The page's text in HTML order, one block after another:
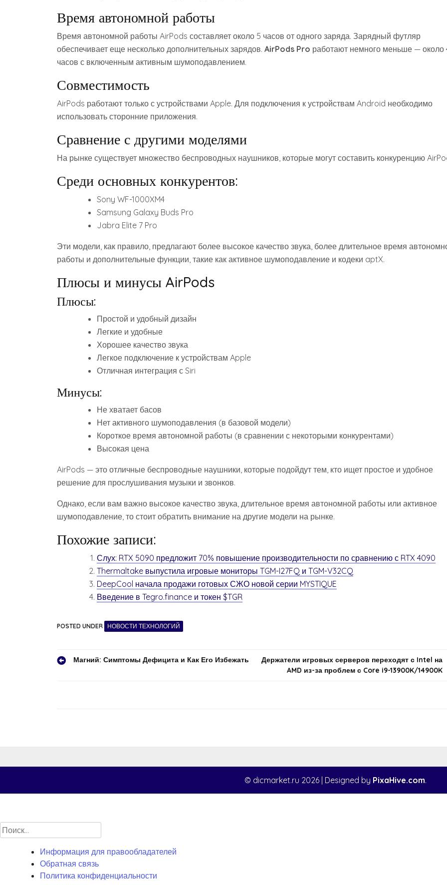
Время автономной работы
Время автономной работы AirPods составляет около 5 часов от одного заряда. Зарядный футляр
обеспечивает еще несколько дополнительных зарядов. AirPods Pro работают немного меньше — около
часов с включенным активным шумоподавлением.
Совместимость
AirPods работают только с устройствами Apple. Для подключения к устройствам Android необходимо
использовать сторонние приложения.
Сравнение с другими моделями
На рынке существует множество беспроводных наушников, которые могут составить конкуренцию
Среди основных конкурентов:
Sony WF-1000XM4
Samsung Galaxy Buds Pro
Jabra Elite 7 Pro
Эти модели, как правило, предлагают более высокое качество звука, более длительное время
работы и дополнительные функции, такие как активное шумоподавление и кодеки aptX.
Плюсы и минусы AirPods
Плюсы:
Простой и удобный дизайн
Легкие и удобные
Хорошее качество звука
Легкое подключение к устройствам Apple
Отличная интеграция с Siri
Минусы:
Не хватает басов
Нет активного шумоподавления (в базовой модели)
Короткое время автономной работы (в сравнении с некоторыми конкурентами)
Высокая цена
AirPods — это отличные беспроводные наушники, которые подойдут тем, кто ищет простое и удобное
решение для прослушивания музыки и звонков.
Однако, если вам важно высокое качество звука, длительное время автономной работы или активное
шумоподавление, то стоит обратить внимание на другие модели на рынке.
Похожие записи:
Слух: RTX 5090 предложит 70% повышение производительности по сравнению с RTX 4090
Thermaltake выпустила игровые мониторы TGM-I27FQ и TGM-V32CQ
DeepCool начала продажи готовых СЖО новой серии MYSTIQUE
Введение в Tegro.finance и токен $TGR
POSTED UNDER НОВОСТИ ТЕХНОЛОГИЙ
Навигация
Магний: Симптомы Дефицита и Как Его Избежать
Держатели игровых серверов переходят с Intel на
AMD из-за проблем с Core i9-13900K/14900K
© dicmarket.ru 2026 Designed by PixaHive.com.
Найти:
Информация для правообладателей
Обратная связь
Политика конфиденциальности